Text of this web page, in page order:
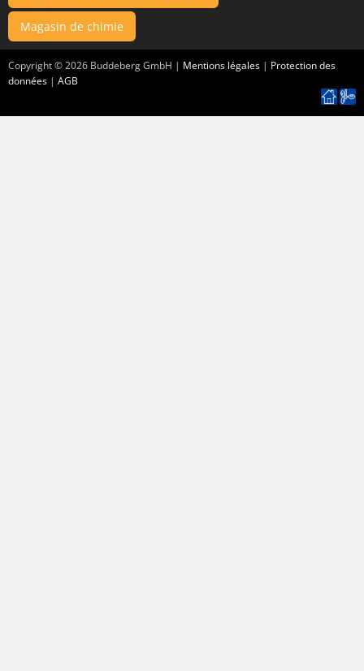
Magasin de chimie
Copyright ©2026 Buddeberg GmbH | Mentions légales | Protection des
données | AGB